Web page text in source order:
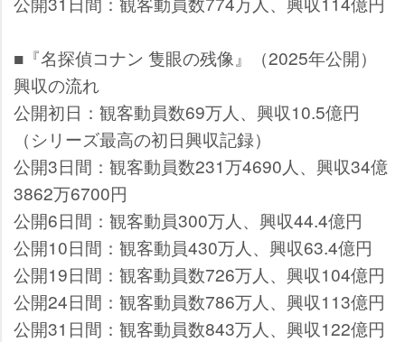
■『名探偵コナン 隻眼の残像』（2025年公開）
興収の流れ
公開初日：観客動員数69万人、興収10.5億円
（シリーズ最高の初日興収記録）
公開3日間：観客動員数231万4690人、興収34億
3862万6700円
公開6日間：観客動員300万人、興収44.4億円
公開10日間：観客動員430万人、興収63.4億円
公開19日間：観客動員数726万人、興収104億円
公開24日間：観客動員数786万人、興収113億円
公開31日間：観客動員数843万人、興収122億円